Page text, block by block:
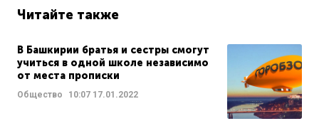
Читайте также
В Башкирии братья и сестры смогут
учиться в одной школе независимо
от места прописки
Общество 10:07 17.01.2022